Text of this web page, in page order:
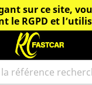
sur ce site,
le RGPD et